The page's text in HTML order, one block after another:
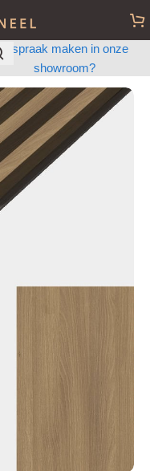
Afspraak maken in onze
showroom?